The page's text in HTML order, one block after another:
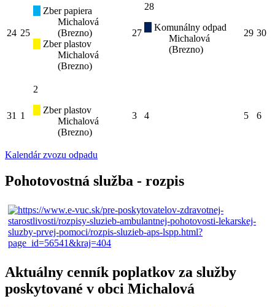
24 25
Zber papiera
Michalová
(Brezno)
Zber plastov
Michalová
(Brezno)
27
28
Komunálny odpad
Michalová
(Brezno)
29 30
31 1
2
Zber plastov
Michalová
(Brezno)
3 4 5 6
Kalendár zvozu odpadu
Pohotovostná služba - rozpis
Aktuálny cenník poplatkov za služby
poskytované v obci Michalová